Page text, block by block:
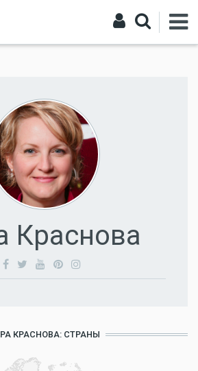
Краснова
КРАСНОВА: СТРАНЫ